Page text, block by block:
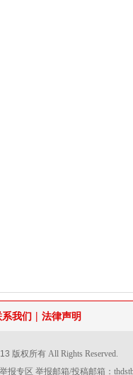
系我们 | 法律声明
版权所有 All Rights Reserved.
报专区 举报邮箱/投稿邮箱：